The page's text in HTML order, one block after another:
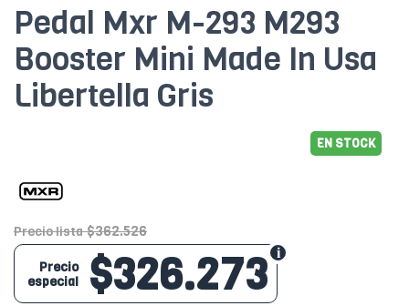
Pedal Mxr M-293 M293
Booster Mini Made In Usa
Libertella Gris
EN STOCK
Precio lista $362.526
$326.273
Precio
especial